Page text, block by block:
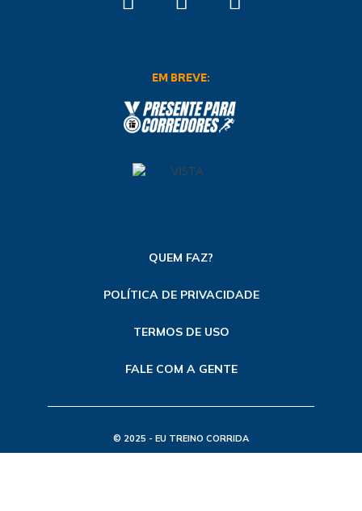
EM BREVE:
QUEM FAZ?
POLÍTICA DE PRIVACIDADE
TERMOS DE USO
FALE COM A GENTE
© 2025 - EU TREINO CORRIDA
TODOS OS DIREITOS RESERVADOS